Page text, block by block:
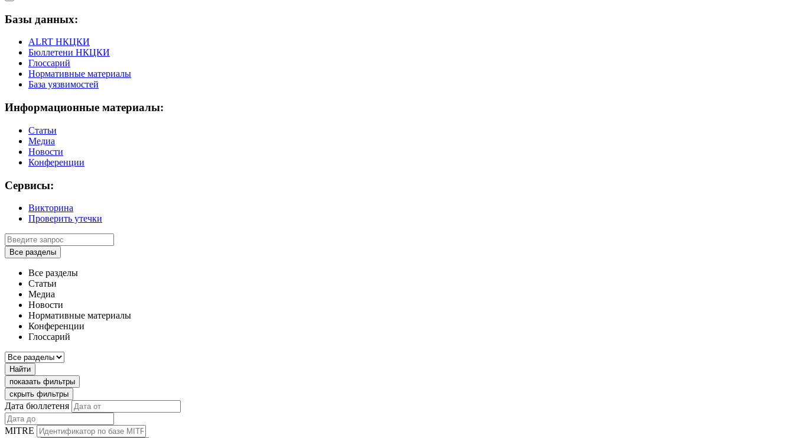
Базы данных:
ALRT НКЦКИ
Бюллетени НКЦКИ
Глоссарий
Нормативные материалы
База уязвимостей
Информационные материалы:
Статьи
Медиа
Новости
Конференции
Сервисы:
Викторина
Проверить утечки
Все разделы
Все разделы
Статьи
Медиа
Новости
Нормативные материалы
Конференции
Глоссарий
Найти
показать фильтры
скрыть фильтры
Дата бюллетеня
MITRE